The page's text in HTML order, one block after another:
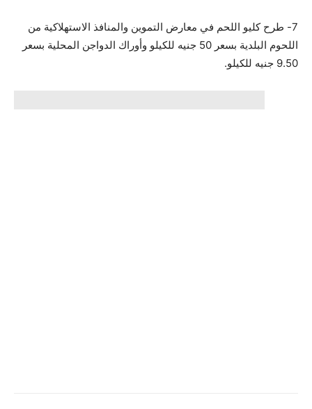
7- طرح كليو اللحم في معارض التموين والمنافذ الاستهلاكية من
اللحوم البلدية بسعر 50 جنيه للكيلو وأوراك الدواجن المحلية بسعر
9.50 جنيه للكيلو.